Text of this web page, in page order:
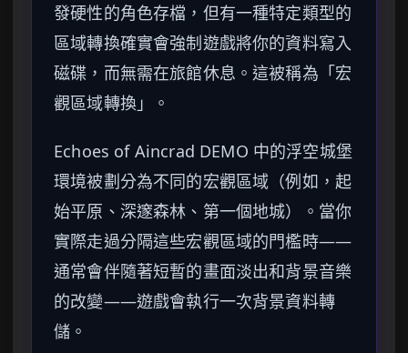
發硬性的角色存檔，但有一種特定類型的
區域轉換確實會強制遊戲將你的資料寫入
磁碟，而無需在旅館休息。這被稱為「宏
觀區域轉換」。
Echoes of Aincrad DEMO 中的浮空城堡
環境被劃分為不同的宏觀區域（例如，起
始平原、深邃森林、第一個地城）。當你
實際走過分隔這些宏觀區域的門檻時——
通常會伴隨著短暫的畫面淡出和背景音樂
的改變——遊戲會執行一次背景資料轉
儲。